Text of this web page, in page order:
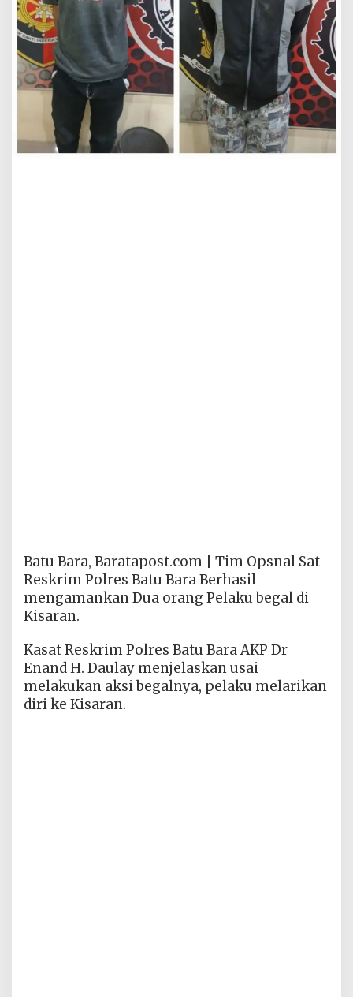
Batu Bara, Baratapost.com | Tim Opsnal Sat
Reskrim Polres Batu Bara Berhasil
mengamankan Dua orang Pelaku begal di
Kisaran.
Kasat Reskrim Polres Batu Bara AKP Dr
Enand H. Daulay menjelaskan usai
melakukan aksi begalnya, pelaku melarikan
diri ke Kisaran.